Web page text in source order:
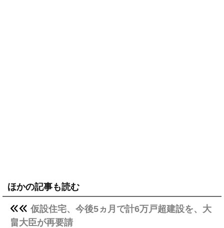
ほかの記事も読む
仮設住宅、今後5ヵ月で計6万戸超建設を、大
畠大臣が再要請